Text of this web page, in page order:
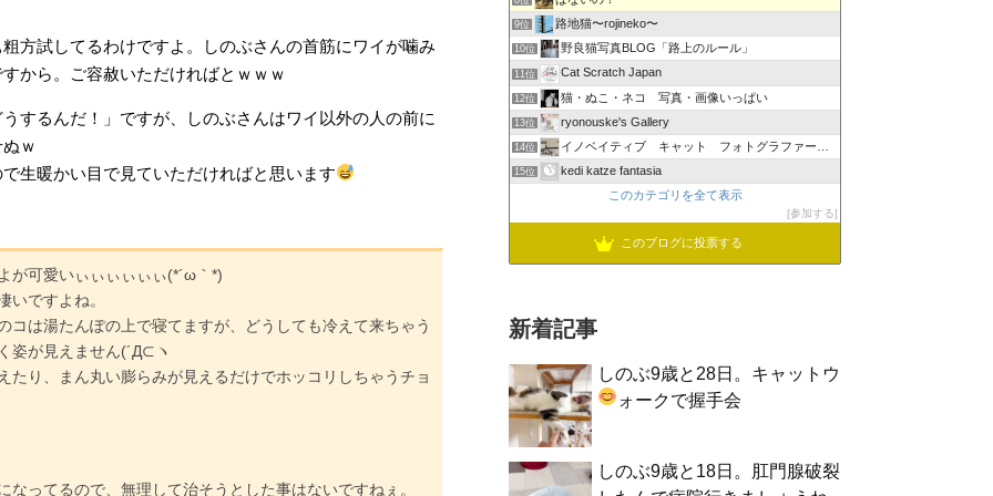
方試してるわけですよ。しのぶさんの首筋にワイが噛み
から。ご容赦いただければとｗｗｗ
するんだ！」ですが、しのぶさんはワイ以外の人の前に
ｗ
生暖かい目で見ていただければと思います
が可愛いぃぃぃぃぃぃ(*´ω｀*)
いですよね。
コは湯たんぽの上で寝てますが、どうしても冷えて来ちゃう
姿が見えません(´Д⊂ヽ
たり、まん丸い膨らみが見えるだけでホッコリしちゃうチョ
ってるので、無理して治そうとした事はないですねぇ。
9位 路地猫〜rojineko〜
10位 野良猫写真BLOG「路上のルール」
11位 Cat Scratch Japan
12位 猫・ぬこ・ネコ 写真・画像いっぱい
13位 ryonouske's Gallery
14位 イノベイティブ キャット フォトグラファーズ グループ
15位
kedi katze fantasia
このカテゴリを全て表示
参加する
このブログに投票する
新着記事
しのぶ9歳と28日。キャットウ
ォークで握手会
しのぶ9歳と18日。肛門腺破裂